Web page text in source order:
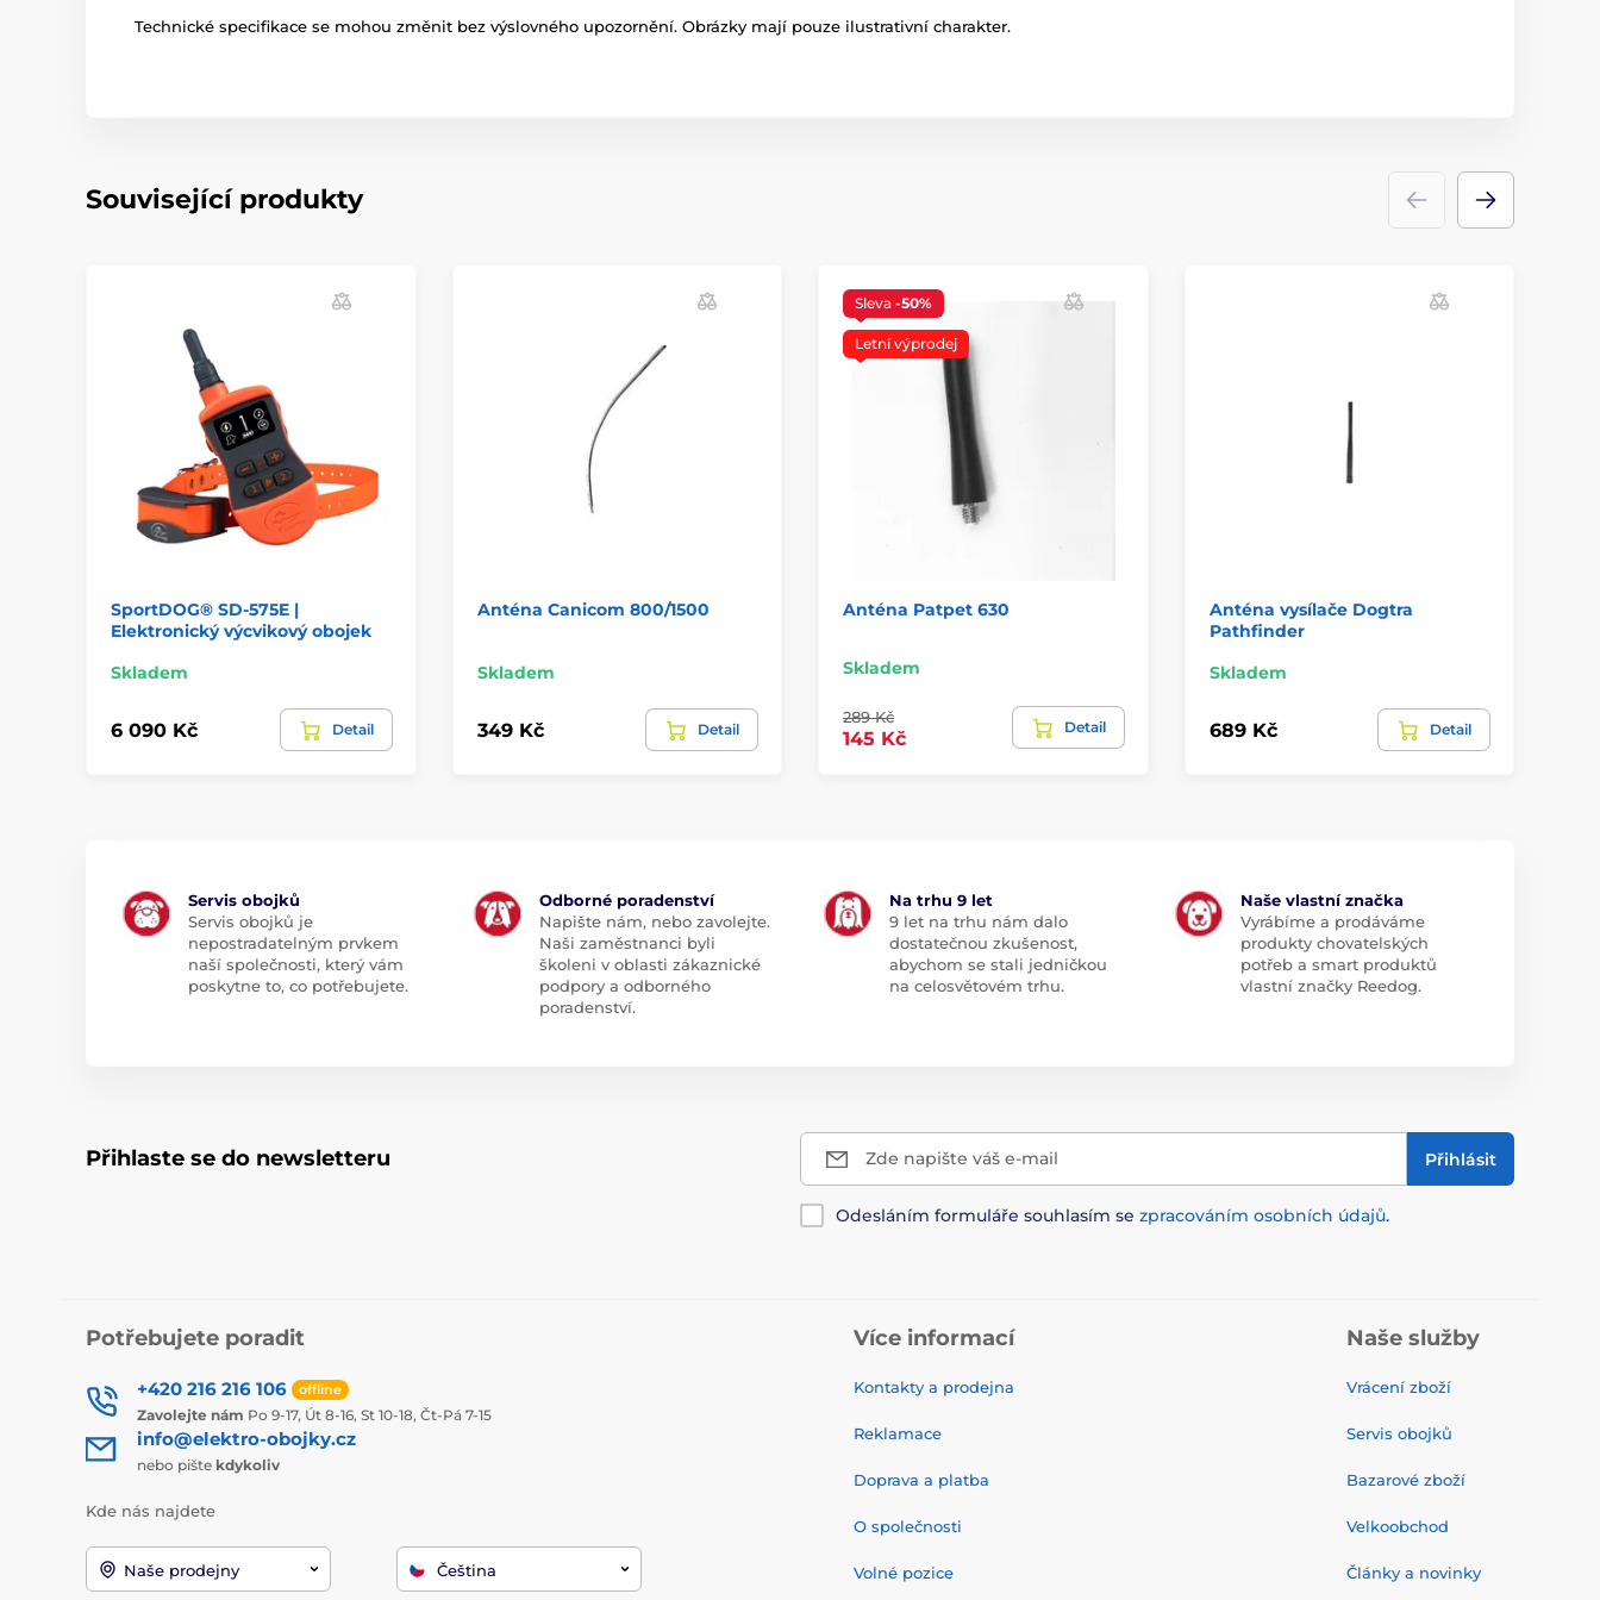
Technické specifikace se mohou změnit bez výslovného upozornění. Obrázky mají pouze ilustrativní charakter.
Související produkty
SportDOG® SD-575E |
Elektronický výcvikový obojek
Skladem
6 090 Kč Detail
Anténa Canicom 800/1500
Skladem
349 Kč Detail
Sleva -50%
Letní výprodej
Anténa Patpet 630
Skladem
289 Kč
145 Kč
Detail
Anténa vysílače Dogtra
Pathfinder
Skladem
689 Kč Detail
Servis obojků
Servis obojků je
nepostradatelným prvkem
naší společnosti, který vám
poskytne to, co potřebujete.
Odborné poradenství
Napište nám, nebo zavolejte.
Naši zaměstnanci byli
školeni v oblasti zákaznické
podpory a odborného
poradenství.
Na trhu 9 let
9 let na trhu nám dalo
dostatečnou zkušenost,
abychom se stali jedničkou
na celosvětovém trhu.
Naše vlastní značka
Vyrábíme a prodáváme
produkty chovatelských
potřeb a smart produktů
vlastní značky Reedog.
Přihlaste se do newsletteru Zde napište váš e-mail Přihlásit
Odesláním formuláře souhlasím se zpracováním osobních údajů.
Potřebujete poradit
+420 216 216 106 offline
Zavolejte nám Po 9-17, Út 8-16, St 10-18, Čt-Pá 7-15
info@elektro-obojky.cz
nebo pište kdykoliv
Kde nás najdete
Naše prodejny Čeština
Více informací
Kontakty a prodejna
Reklamace
Doprava a platba
O společnosti
Volné pozice
Naše služby
Vrácení zboží
Servis obojků
Bazarové zboží
Velkoobchod
Články a novinky